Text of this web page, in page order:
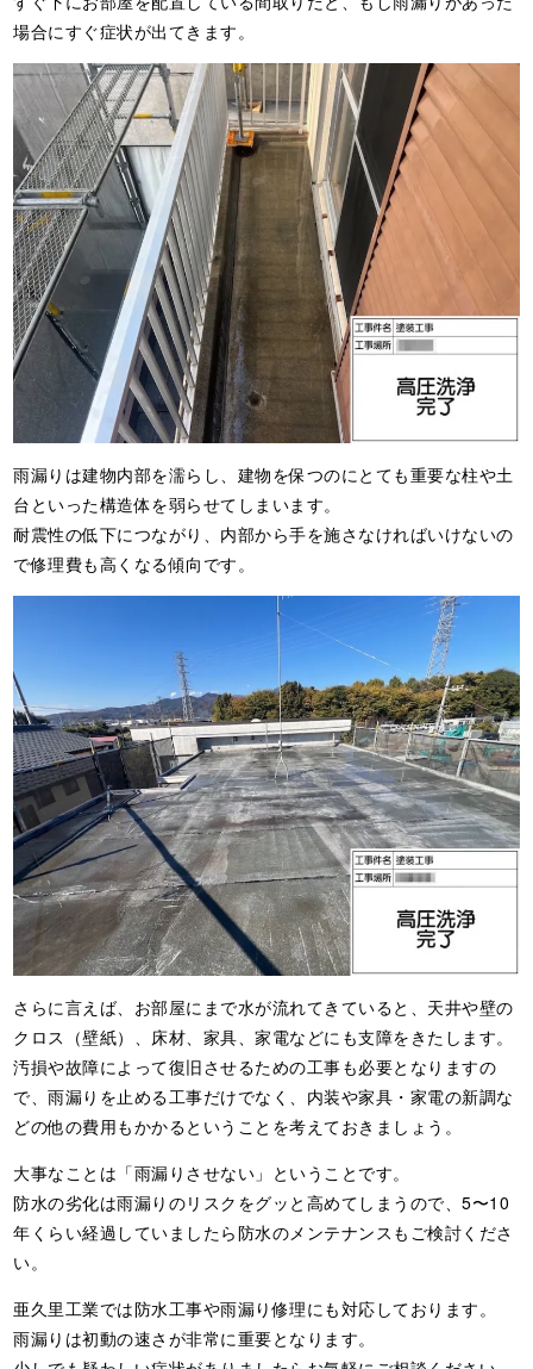
場合にすぐ症状が出てきます。
雨漏りは建物内部を濡らし、建物を保つのにとても重要な柱や土
台といった構造体を弱らせてしまいます。
耐震性の低下につながり、内部から手を施さなければいけないの
で修理費も高くなる傾向です。
さらに言えば、お部屋にまで水が流れてきていると、天井や壁の
クロス（壁紙）、床材、家具、家電などにも支障をきたします。
汚損や故障によって復旧させるための工事も必要となりますの
で、雨漏りを止める工事だけでなく、内装や家具・家電の新調な
どの他の費用もかかるということを考えておきましょう。
大事なことは「雨漏りさせない」ということです。
防水の劣化は雨漏りのリスクをグッと高めてしまうので、5〜10
年くらい経過していましたら防水のメンテナンスもご検討くださ
い。
亜久里工業では防水工事や雨漏り修理にも対応しております。
雨漏りは初動の速さが非常に重要となります。